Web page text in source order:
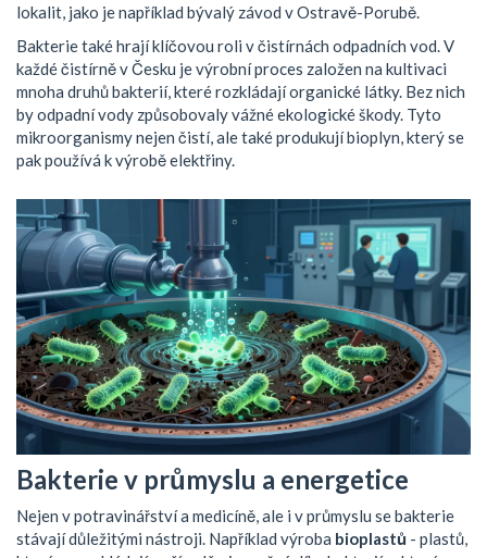
lokalit, jako je například bývalý závod v Ostravě-Porubě.
Bakterie také hrají klíčovou roli v čistírnách odpadních vod. V
každé čistírně v Česku je výrobní proces založen na kultivaci
mnoha druhů bakterií, které rozkládají organické látky. Bez nich
by odpadní vody způsobovaly vážné ekologické škody. Tyto
mikroorganismy nejen čistí, ale také produkují bioplyn, který se
pak používá k výrobě elektřiny.
Bakterie v průmyslu a energetice
Nejen v potravinářství a medicíně, ale i v průmyslu se bakterie
stávají důležitými nástroji. Například výroba bioplastů - plastů,